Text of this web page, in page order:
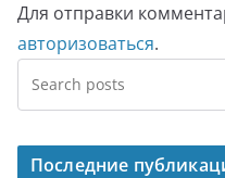
Для отправки
авторизоваться.
Последние